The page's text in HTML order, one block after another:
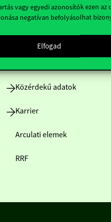
vagy egyedi azonosítók ezen
negatívan befolyásolhat
Elfogad
Közérdekű adatok
Karrier
Arculati elemek
RRF